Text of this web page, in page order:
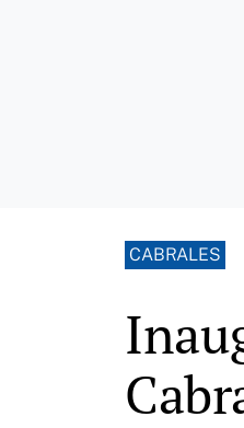
CABRALES